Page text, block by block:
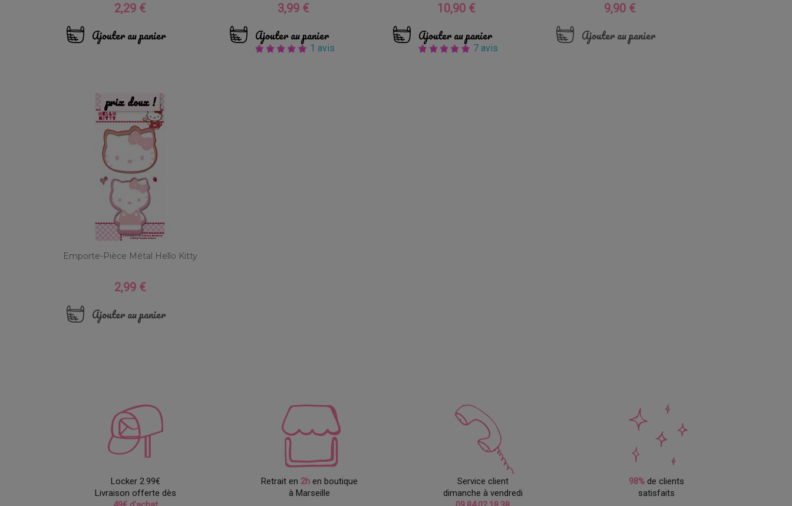
Prix
2,29 €
Ajouter au panier
Prix
3,99 €
Ajouter au panier
1 avis
Prix
10,90 €
Ajouter au panier
7 avis
Prix
9,90 €
Ajouter au panier
Emporte-Pièce Métal Hello Kitty
Prix
2,99 €
Ajouter au panier
prix doux !
Locker 2.99€
Livraison offerte dès
Retrait en 2hen boutique
à Marseille
Service client
dimanche à vendredi
98% de clients
satisfaits